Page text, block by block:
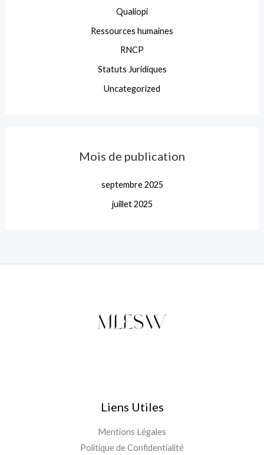
Qualiopi
Ressources humaines
RNCP
Statuts Juridiques
Uncategorized
Mois de publication
septembre 2025
juillet 2025
Liens Utiles
Mentions Légales
Politique de Confidentialité